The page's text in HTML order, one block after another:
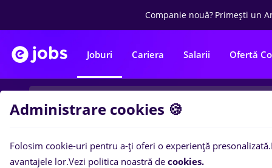
Companie nouă? Primești un
Joburi Cariera Salarii Ofertă
Filtre 0
Administrare cookies 🍪
Folosim cookie-uri pentru a-ți oferi o experiență presonalizată.
avantajele lor.Vezi politica noastră de cookies.